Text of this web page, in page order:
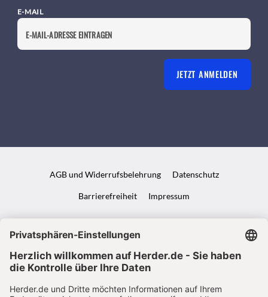
E-MAIL
JETZT ANMELDEN
AGB und Widerrufsbelehrung Datenschutz
Barrierefreiheit Impressum
VERTRAG WIDERRUFEN